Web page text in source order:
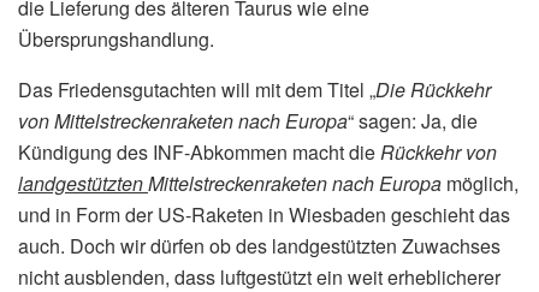
die Lieferung des älteren Taurus wie eine
Übersprungshandlung.
Das Friedensgutachten will mit dem Titel „Die Rückkehr
von Mittelstreckenraketen nach Europa“ sagen: Ja, die
Kündigung des INF-Abkommen macht dieRückkehr von
landgestütztenMittelstreckenraketen nach Europa möglich,
und in Form der US-Raketen in Wiesbaden geschieht das
auch. Doch wir dürfen ob des landgestützten Zuwachses
nicht ausblenden, dass luftgestützt ein weit erheblicherer